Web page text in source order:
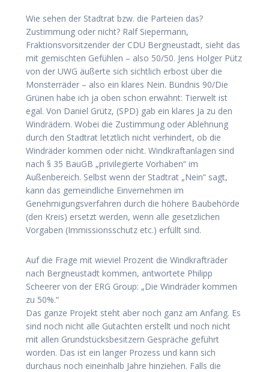
Wie sehen der Stadtrat bzw. die Parteien das?
Zustimmung oder nicht? Ralf Siepermann,
Fraktionsvorsitzender der CDU Bergneustadt, sieht das
mit gemischten Gefühlen – also 50/50. Jens Holger Pütz
von der UWG äußerte sich sichtlich erbost über die
Monsterräder – also ein klares Nein. Bündnis 90/Die
Grünen habe ich ja oben schon erwähnt: Tierwelt ist
egal. Von Daniel Grütz, (SPD) gab ein klares Ja zu den
Windrädern. Wobei die Zustimmung oder Ablehnung
durch den Stadtrat letztlich nicht verhindert, ob die
Windräder kommen oder nicht. Windkraftanlagen sind
nach § 35 BauGB „privilegierte Vorhaben“ im
Außenbereich. Selbst wenn der Stadtrat „Nein“ sagt,
kann das gemeindliche Einvernehmen im
Genehmigungsverfahren durch die höhere Baubehörde
(den Kreis) ersetzt werden, wenn alle gesetzlichen
Vorgaben (Immissionsschutz etc.) erfüllt sind.
Auf die Frage mit wieviel Prozent die Windkrafträder
nach Bergneustadt kommen, antwortete Philipp
Scheerer von der ERG Group: „Die Windräder kommen
zu 50%.“
Das ganze Projekt steht aber noch ganz am Anfang. Es
sind noch nicht alle Gutachten erstellt und noch nicht
mit allen Grundstücksbesitzern Gespräche geführt
worden. Das ist ein langer Prozess und kann sich
durchaus noch eineinhalb Jahre hinziehen. Falls die